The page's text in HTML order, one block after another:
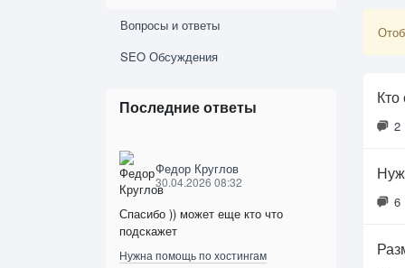
Вопросы и ответы
SEO Обсуждения
Последние ответы
Федор Круглов
30.04.2026 08:32
Спасибо )) может еще кто что
подскажет
Нужна помощь по хостингам
2
6